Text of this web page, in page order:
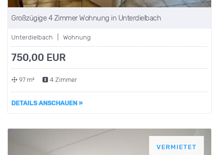
Großzügige 4 Zimmer Wohnung in Unterdielbach
Unterdielbach | Wohnung
750,00 EUR
97 m² 4 Zimmer
DETAILS ANSCHAUEN »
VERMIETET